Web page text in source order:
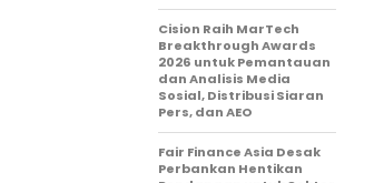
Cision Raih MarTech
Breakthrough Awards
2026 untuk Pemantauan
dan Analisis Media
Sosial, Distribusi Siaran
Pers, dan AEO
Fair Finance Asia Desak
Perbankan Hentikan